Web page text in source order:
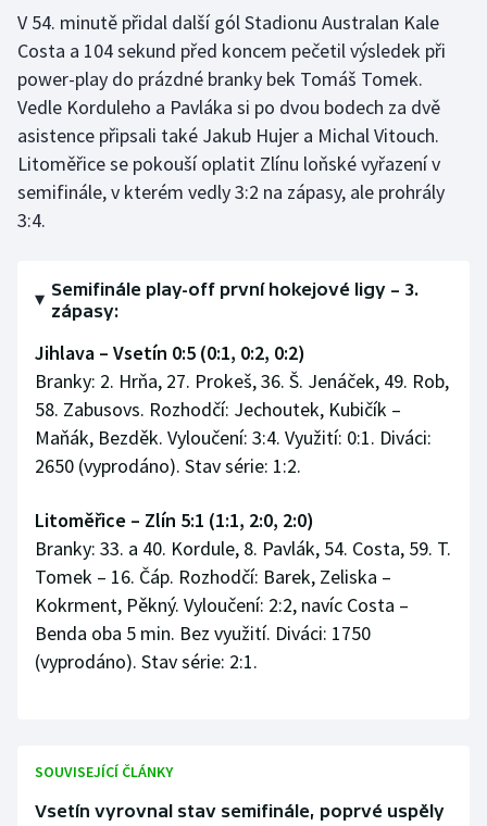
Stolní tenis
Triatlon
Veslování
Vodní slalom
Volejbal
V 54. minutě přidal další gól Stadionu Australan Kale
Costa a 104 sekund před koncem pečetil výsledek při
power-play do prázdné branky bek Tomáš Tomek.
Vedle Korduleho a Pavláka si po dvou bodech za dvě
asistence připsali také Jakub Hujer a Michal Vitouch.
Litoměřice se pokouší oplatit Zlínu loňské vyřazení v
semifinále, v kterém vedly 3:2 na zápasy, ale prohrály
3:4.
Semifinále play-off první hokejové ligy – 3.
zápasy:
Jihlava – Vsetín 0:5 (0:1, 0:2, 0:2)
Branky: 2. Hrňa, 27. Prokeš, 36. Š. Jenáček, 49. Rob,
58. Zabusovs. Rozhodčí: Jechoutek, Kubičík –
Maňák, Bezděk. Vyloučení: 3:4. Využití: 0:1. Diváci:
2650 (vyprodáno). Stav série: 1:2.
Litoměřice – Zlín 5:1 (1:1, 2:0, 2:0)
Branky: 33. a 40. Kordule, 8. Pavlák, 54. Costa, 59. T.
Tomek – 16. Čáp. Rozhodčí: Barek, Zeliska –
Kokrment, Pěkný. Vyloučení: 2:2, navíc Costa –
Benda oba 5 min. Bez využití. Diváci: 1750
(vyprodáno). Stav série: 2:1.
SOUVISEJÍCÍ ČLÁNKY
Vsetín vyrovnal stav semifinále, poprvé uspěly